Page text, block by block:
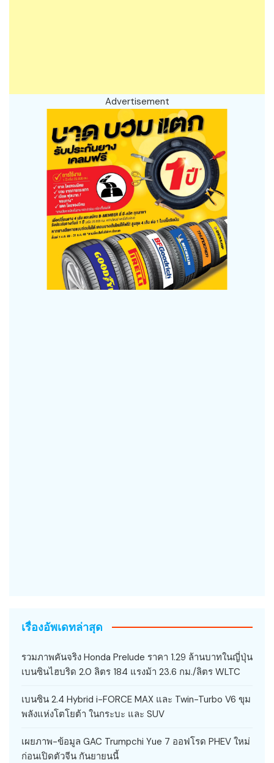
Advertisement
เรื่องอัพเดทล่าสุด
รวมภาพคันจริง Honda Prelude ราคา 1.29 ล้านบาทในญี่ปุ่น
เบนซินไฮบริด 2.0 ลิตร 184 แรงม้า 23.6 กม./ลิตร WLTC
เบนซิน 2.4 Hybrid i-FORCE MAX และ Twin-Turbo V6 ขุม
พลังแห่งโตโยต้า ในกระบะ และ SUV
เผยภาพ-ข้อมูล GAC Trumpchi Yue 7 ออฟโรด PHEV ใหม่
ก่อนเปิดตัวจีน กันยายนนี้